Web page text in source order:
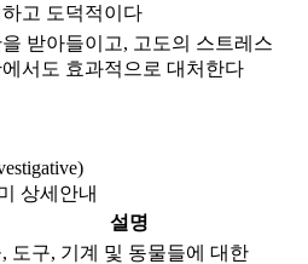
고 도덕적이다
받아들이고, 고도의 스트레스
서도 효과적으로 대처한다
상세안내
설명
도구, 기계 및 동물들에 대한